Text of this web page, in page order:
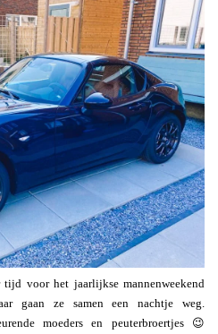
tijd voor het jaarlijkse mannenweekend
gaan ze samen een nachtje weg.
moeders en peuterbroertjes 😉